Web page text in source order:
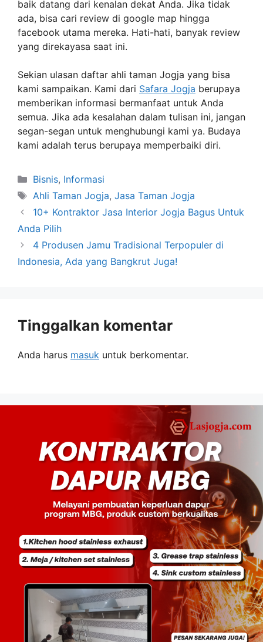
baik datang dari kenalan dekat Anda. Jika tidak
ada, bisa cari review di google map hingga
facebook utama mereka. Hati-hati, banyak review
yang direkayasa saat ini.
Sekian ulasan daftar ahli taman Jogja yang bisa
kami sampaikan. Kami dari Safara Jogja berupaya
memberikan informasi bermanfaat untuk Anda
semua. Jika ada kesalahan dalam tulisan ini, jangan
segan-segan untuk menghubungi kami ya. Budaya
kami adalah terus berupaya memperbaiki diri.
Kategori
Bisnis, Informasi
Tag
Ahli Taman Jogja, Jasa Taman Jogja
10+ Kontraktor Jasa Interior Jogja Bagus Untuk
Anda Pilih
4 Produsen Jamu Tradisional Terpopuler di
Indonesia, Ada yang Bangkrut Juga!
Tinggalkan komentar
Anda harus masuk untuk berkomentar.